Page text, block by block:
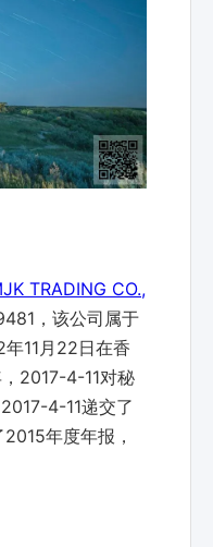
TRADING CO.,
，该公司属于
11月22日在香
2017-4-11对秘
4-11递交了
年度年报，